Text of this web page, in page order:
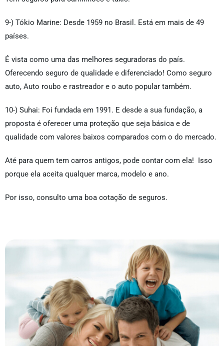
9-) Tókio Marine: Desde 1959 no Brasil. Está em mais de 49
países.
É vista como uma das melhores seguradoras do país.
Oferecendo seguro de qualidade e diferenciado! Como seguro
auto, Auto roubo e rastreador e o auto popular também.
10-) Suhai: Foi fundada em 1991. E desde a sua fundação, a
proposta é oferecer uma proteção que seja básica e de
qualidade com valores baixos comparados com o do mercado.
Até para quem tem carros antigos, pode contar com ela! Isso
porque ela aceita qualquer marca, modelo e ano.
Por isso, consulto uma boa cotação de seguros.